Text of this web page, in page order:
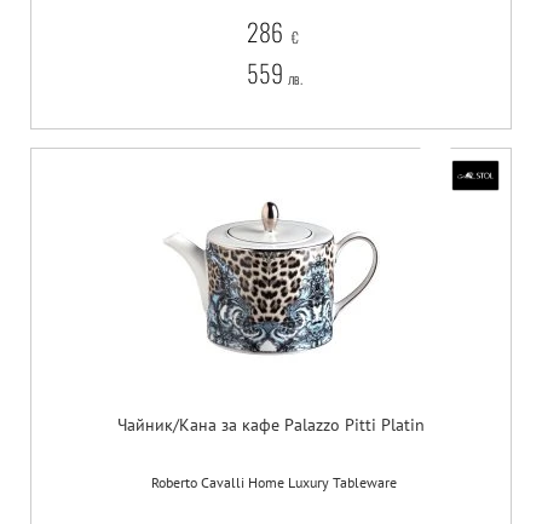
286 €
559 лв.
Чайник/Кана за кафе Palazzo Pitti Platin
Roberto Cavalli Home Luxury Tableware